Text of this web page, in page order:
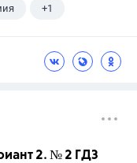
+1
2. № 2 ГДЗ